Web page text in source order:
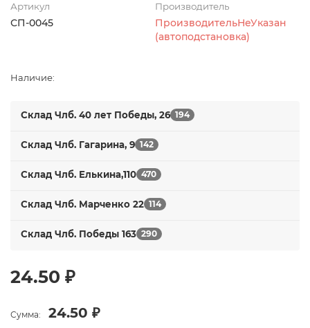
Артикул
СП-0045
Производитель
ПроизводительНеУказан
(автоподстановка)
Наличие:
Склад Члб. 40 лет Победы, 26 194
Склад Члб. Гагарина, 9 142
Склад Члб. Елькина,110 470
Склад Члб. Марченко 22 114
Склад Члб. Победы 163 290
24.50 ₽
Сумма: 24.50 ₽